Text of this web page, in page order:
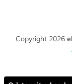
Copyright 2026